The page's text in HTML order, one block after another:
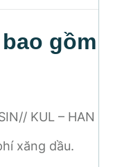
gồm
KUL – HAN
xăng dầu.